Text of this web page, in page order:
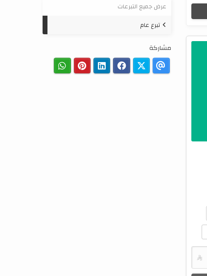

عرض جميع التبرعات
تبرع عام
مشاركة